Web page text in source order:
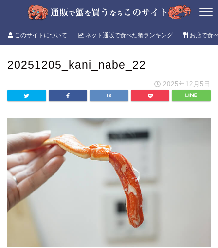
このサイトについて ネット通販で食べた蟹ランキング お店で食
20251205_kani_nabe_22
2025年12月5日